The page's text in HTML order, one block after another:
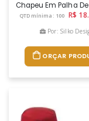
Chapeu Em Palha
QTD mínima: 100 R$
Por: Silko
ORÇAR